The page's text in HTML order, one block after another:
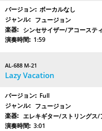
ボーカルなし
フュージョン
シンセサイザー/アコーステ
1:59
AL-688 M-21
Lazy Vacation
Full
フュージョン
エレキギター/ストリングス
3:01